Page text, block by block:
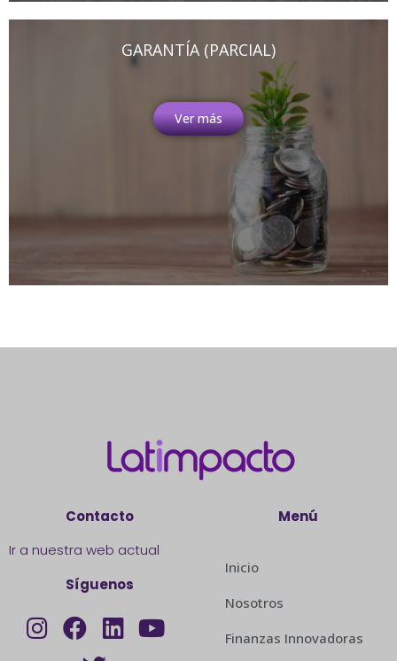
GARANTÍA (PARCIAL)
Ver más
Contacto
Ir a nuestra web actual
Síguenos
Menú
Inicio
Nosotros
Finanzas Innovadoras